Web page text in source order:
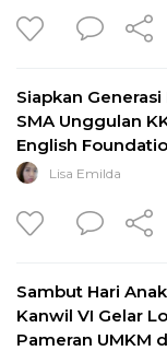
Siapkan
SMA Unggulan
English
Lisa Emilda
Sambut Hari
Kanwil VI Gelar
Pameran UMKM